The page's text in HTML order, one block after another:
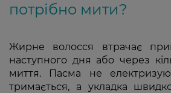
потрібно мити?
Жирне волосся втрачає
наступного дня або через
миття. Пасма не
тримається, а укладка